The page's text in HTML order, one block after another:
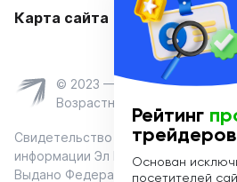
Карта сайта
© 2023 — Coinmania
Возрастное ограничение 16+
Свидетельство о регистрации
информации Эл № ФС 77-74908 от
Выдано Федеральной службой по
Рейтинг
трейдеров
Основан
посетителей